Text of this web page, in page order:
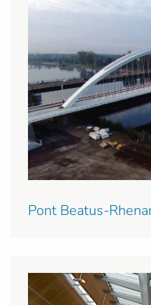
Pont Beatus-